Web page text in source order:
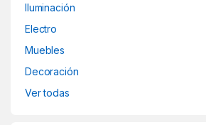
Iluminación
Electro
Muebles
Decoración
Ver todas